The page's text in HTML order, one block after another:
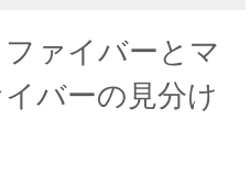
ァイバーとマ
バーの見分け